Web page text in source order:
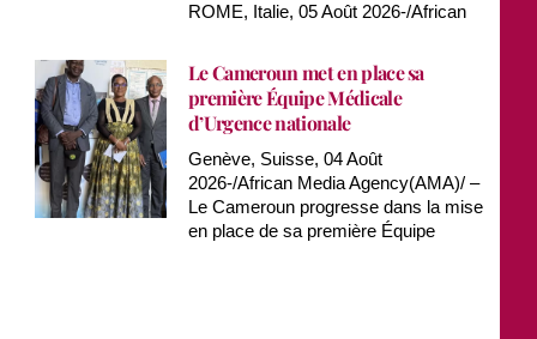
ROME, Italie, 05 Août 2026-/African
Le Cameroun met en place sa
première Équipe Médicale
d’Urgence nationale
Genève, Suisse, 04 Août
2026-/African Media Agency(AMA)/ –
Le Cameroun progresse dans la mise
en place de sa première Équipe